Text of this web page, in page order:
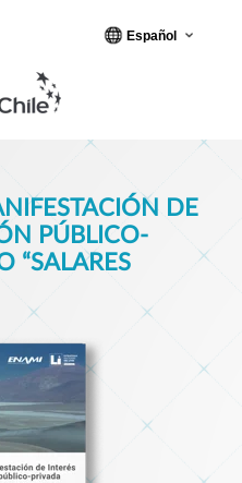
Español
DE
PÚBLICO-
“SALARES